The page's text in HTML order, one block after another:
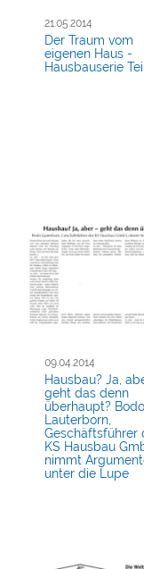
21.05.2014
Der Traum vom
eigenen Haus -
Hausbauserie
09.04.2014
Hausbau? Ja,
geht das denn
überhaupt? Bodo
Lauterborn,
Geschäftsführer
KS Hausbau
nimmt
unter die Lupe